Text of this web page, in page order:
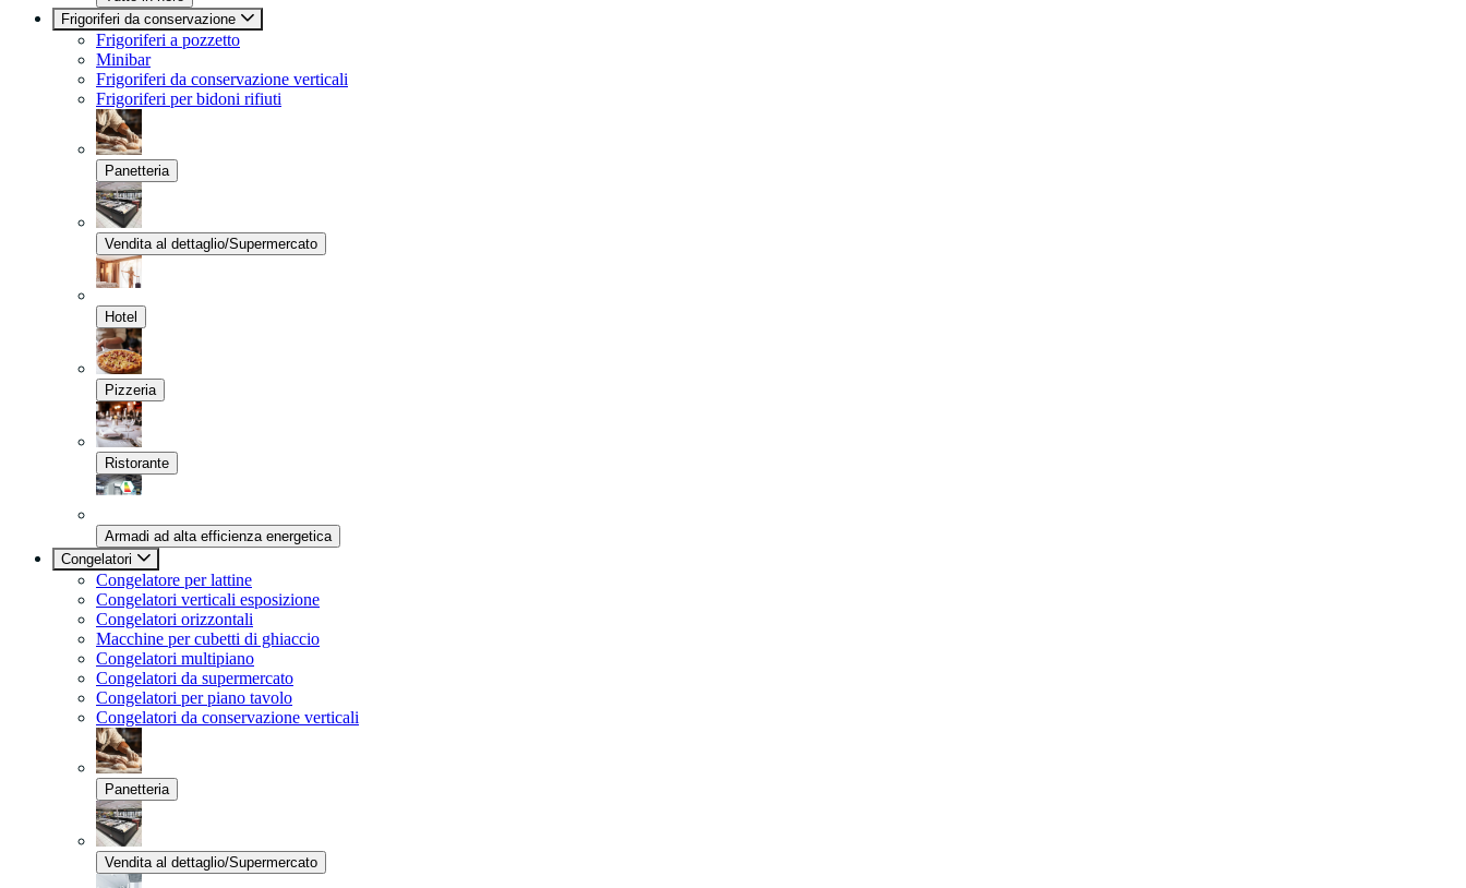
Frigoriferi da conservazione
Frigoriferi a pozzetto
Minibar
Frigoriferi da conservazione verticali
Frigoriferi per bidoni rifiuti
Panetteria
Vendita al dettaglio/Supermercato
Hotel
Pizzeria
Ristorante
Armadi ad alta efficienza energetica
Congelatori
Congelatore per lattine
Congelatori verticali esposizione
Congelatori orizzontali
Macchine per cubetti di ghiaccio
Congelatori multipiano
Congelatori da supermercato
Congelatori per piano tavolo
Congelatori da conservazione verticali
Panetteria
Vendita al dettaglio/Supermercato